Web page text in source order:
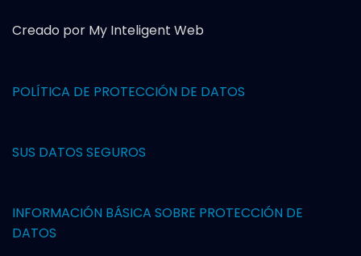
Creado por My Inteligent Web
POLÍTICA DE PROTECCIÓN DE DATOS
SUS DATOS SEGUROS
INFORMACIÓN BÁSICA SOBRE PROTECCIÓN DE
DATOS